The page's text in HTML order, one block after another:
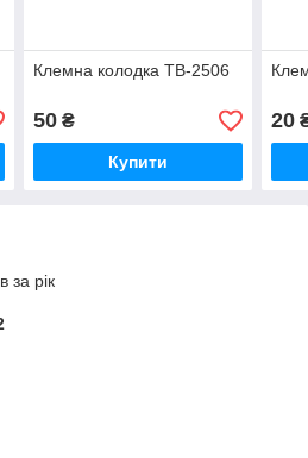
Клемна колодка ТВ-2506
50₴
Купити
20
за рік